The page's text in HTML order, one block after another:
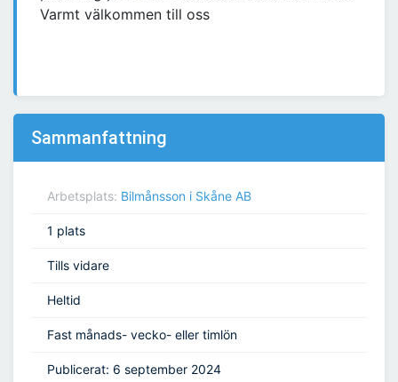
Varmt välkommen till oss
Sammanfattning
Arbetsplats: Bilmånsson i Skåne AB
1 plats
Tills vidare
Heltid
Fast månads- vecko- eller timlön
Publicerat: 6 september 2024